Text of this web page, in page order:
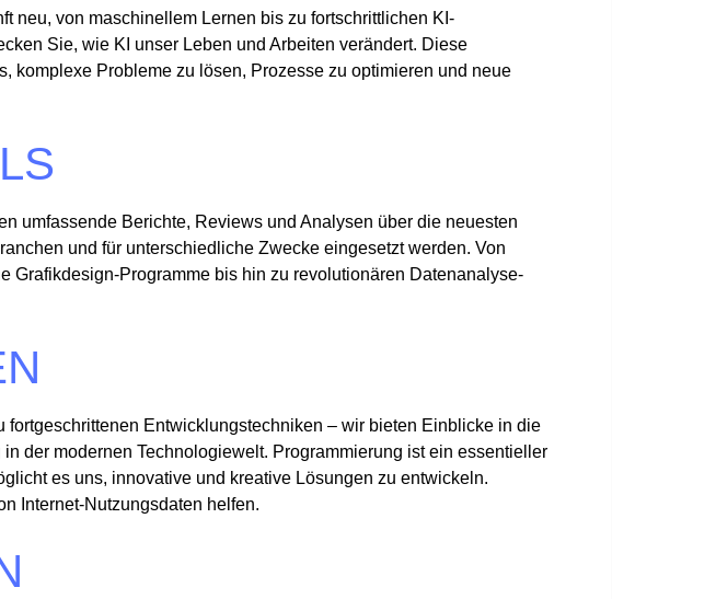
neu, von maschinellem Lernen bis zu fortschrittlichen KI-
Sie, wie KI unser Leben und Arbeiten verändert. Diese
komplexe Probleme zu lösen, Prozesse zu optimieren und neue
umfassende Berichte, Reviews und Analysen über die neuesten
und für unterschiedliche Zwecke eingesetzt werden. Von
Grafikdesign-Programme bis hin zu revolutionären Datenanalyse-
Entwicklungstechniken – wir bieten Einblicke in die
der modernen Technologiewelt. Programmierung ist ein essentieller
es uns, innovative und kreative Lösungen zu entwickeln.
Internet-Nutzungsdaten helfen.